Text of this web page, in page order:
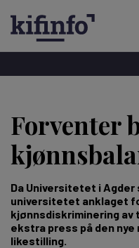
hovedinnhold
Forventer
Da Universitetet i
universitetet anklaget
kjønnsdiskriminering av
ekstra press på den
likestilling.